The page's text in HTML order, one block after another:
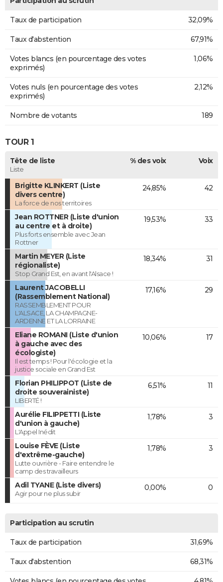
Taux de participation 32,09%
Taux d'abstention 67,91%
Votes blancs (en pourcentage des votes
exprimés)
1,06%
Votes nuls (en pourcentage des votes
exprimés)
2,12%
Nombre de votants 189
TOUR 1
Tête de liste
Liste
% des voix Voix
Brigitte KLINKERT (Liste
divers centre)
La force de nos territoires
24,85% 42
Jean ROTTNER (Liste d'union
au centre et à droite)
Plus forts ensemble avec Jean
Rottner
19,53% 33
Martin MEYER (Liste
régionaliste)
Stop Grand Est, en avant l'Alsace !
18,34% 31
Laurent JACOBELLI
(Rassemblement National)
RASSEMBLEMENT POUR
L'ALSACE, LA CHAMPAGNE-
ARDENNE ET LA LORRAINE
17,16% 29
Eliane ROMANI (Liste d'union
à gauche avec des
écologiste)
Il est temps ! Pour l'écologie et la
justice sociale en Grand Est
10,06% 17
Florian PHILIPPOT (Liste de
droite souverainiste)
LIBERTÉ !
6,51% 11
Aurélie FILIPPETTI (Liste
d'union à gauche)
L'Appel Inédit
1,78% 3
Louise FÈVE (Liste
d'extrême-gauche)
Lutte ouvrière - Faire entendre le
camp des travailleurs
1,78% 3
Adil TYANE (Liste divers)
Agir pour ne plus subir
0,00% 0
Participation au scrutin
Taux de participation 31,69%
Taux d'abstention 68,31%